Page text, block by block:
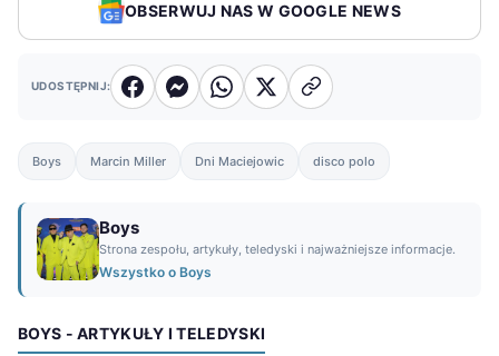
OBSERWUJ NAS W GOOGLE NEWS
UDOSTĘPNIJ:
Boys Marcin Miller Dni Maciejowic disco polo
Boys
Strona zespołu, artykuły, teledyski i najważniejsze informacje.
Wszystko o Boys
BOYS - ARTYKUŁY I TELEDYSKI